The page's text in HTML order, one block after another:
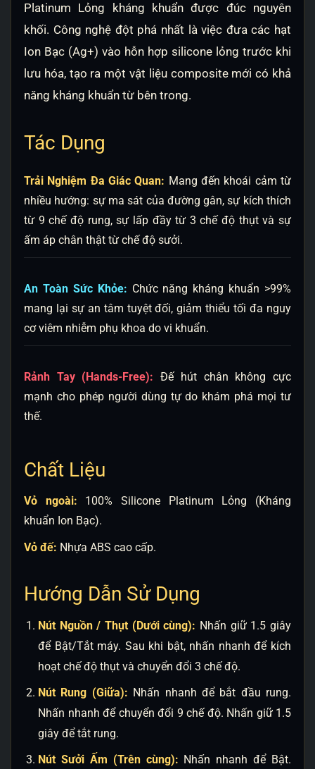
Platinum Lỏng kháng khuẩn được đúc nguyên
khối. Công nghệ đột phá nhất là việc đưa các hạt
Ion Bạc (Ag+) vào hỗn hợp silicone lỏng trước khi
lưu hóa, tạo ra một vật liệu composite mới có khả
năng kháng khuẩn từ bên trong.
Tác Dụng
Trải Nghiệm Đa Giác Quan: Mang đến khoái cảm từ
nhiều hướng: sự ma sát của đường gân, sự kích thích
từ 9 chế độ rung, sự lấp đầy từ 3 chế độ thụt và sự
ấm áp chân thật từ chế độ sưởi.
An Toàn Sức Khỏe: Chức năng kháng khuẩn >99%
mang lại sự an tâm tuyệt đối, giảm thiểu tối đa nguy
cơ viêm nhiễm phụ khoa do vi khuẩn.
Rảnh Tay (Hands-Free): Đế hút chân không cực
mạnh cho phép người dùng tự do khám phá mọi tư
thế.
Chất Liệu
Vỏ ngoài: 100% Silicone Platinum Lỏng (Kháng
khuẩn Ion Bạc).
Vỏ đế: Nhựa ABS cao cấp.
Hướng Dẫn Sử Dụng
Nút Nguồn / Thụt (Dưới cùng): Nhấn giữ 1.5 giây
để Bật/Tắt máy. Sau khi bật, nhấn nhanh để kích
hoạt chế độ thụt và chuyển đổi 3 chế độ.
Nút Rung (Giữa): Nhấn nhanh để bắt đầu rung.
Nhấn nhanh để chuyển đổi 9 chế độ. Nhấn giữ 1.5
giây để tắt rung.
Nút Sưởi Ấm (Trên cùng): Nhấn nhanh để Bật.